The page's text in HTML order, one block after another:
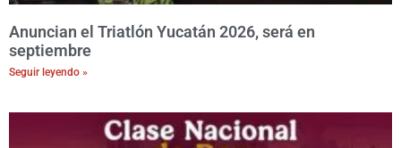
Anuncian el Triatlón Yucatán 2026, será en
septiembre
Seguir leyendo »